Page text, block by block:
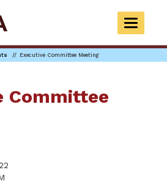
TOGGLE
Executive Committee Meeting
Committee